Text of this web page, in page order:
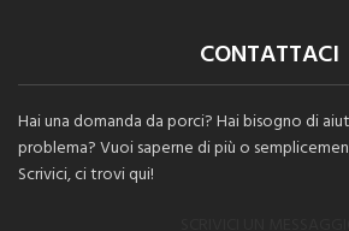
CONTATTACI
Hai una domanda da porci? Hai bisogno di
problema? Vuoi saperne di più o
Scrivici, ci trovi qui!